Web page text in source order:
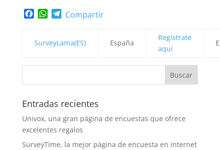
Facebook
WhatsApp
Telegram
Compartir
SurveyLama(ES) España
Regístrate
aquí
Entradas recientes
Univox, una gran página de encuestas que ofrece
excelentes regalos
SurveyTime, la mejor página de encuesta en internet